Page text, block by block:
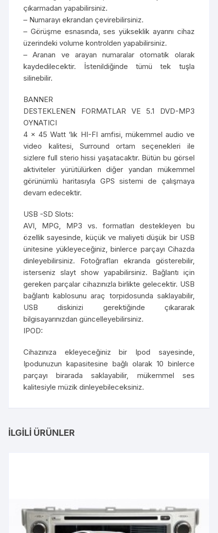
çıkarmadan yapabilirsiniz.
– Numarayı ekrandan çevirebilirsiniz.
– Görüşme esnasında, ses yükseklik ayarını cihaz
üzerindeki volume kontrolden yapabilirsiniz.
– Aranan ve arayan numaralar otomatik olarak
kaydedilecektir. İstenildiğinde tümü tek tuşla
silinebilir.
BANNER
DESTEKLENEN FORMATLAR VE 5.1 DVD-MP3
OYNATICI
4 x 45 Watt ‘lık HI-FI amfisi, mükemmel audio ve
video kalitesi, Surround ortam seçenekleri ile
sizlere full sterio hissi yaşatacaktır. Bütün bu görsel
aktiviteler yürütülürken diğer yandan mükemmel
görünümlü haritasıyla GPS sistemi de çalışmaya
devam edecektir.
USB -SD Slots:
AVI, MPG, MP3 vs. formatları destekleyen bu
özellik sayesinde, küçük ve maliyeti düşük bir USB
ünitesine yükleyeceğiniz, binlerce parçayı Cihazda
dinleyebilirsiniz. Fotoğrafları ekranda gösterebilir,
isterseniz slayt show yapabilirsiniz. Bağlantı için
gereken parçalar cihazınızla birlikte gelecektir. USB
bağlantı kablosunu araç torpidosunda saklayabilir,
USB diskinizi gerektiğinde çıkararak
bilgisayarınızdan güncelleyebilirsiniz.
IPOD:
Cihazınıza ekleyeceğiniz bir Ipod sayesinde,
Ipodunuzun kapasitesine bağlı olarak 10 binlerce
parçayı birarada saklayabilir, mükemmel ses
kalitesiyle müzik dinleyebileceksiniz.
İLGILI ÜRÜNLER